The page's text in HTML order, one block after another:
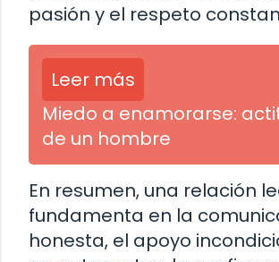
pasión y el respeto
Leer más
Miedo a enamorarse:
de un hombre
En resumen, una relación
fundamenta en la
honesta, el apoyo